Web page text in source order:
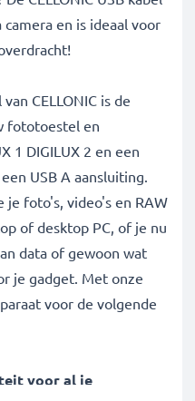
en is ideaal voor
CELLONIC is de
fototoestel en
1 DIGILUX 2 en een
USB A aansluiting.
je foto's, video's en RAW
of desktop PC, of je nu
data of gewoon wat
je gadget. Met onze
voor de volgende
voor al je